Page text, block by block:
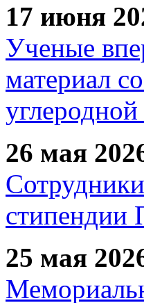
17 июня
Ученые
материал
26 мая
стипендии
25 мая